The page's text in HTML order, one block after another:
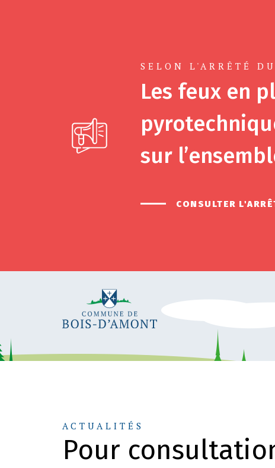
SELON L'ARRÊTÉ
Les feux en
sur
CONSULTER
ACTUALITÉS
Pour